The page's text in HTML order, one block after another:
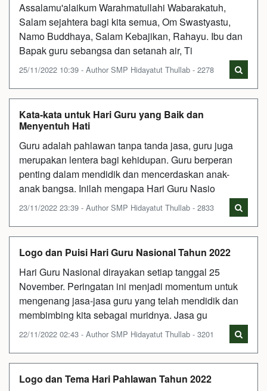
Assalamu'alaikum Warahmatullahi Wabarakatuh,
Salam sejahtera bagi kita semua, Om Swastyastu,
Namo Buddhaya, Salam Kebajikan, Rahayu. Ibu dan
Bapak guru sebangsa dan setanah air, Ti
25/11/2022 10:39 - Author SMP Hidayatut Thullab - 2278
Kata-kata untuk Hari Guru yang Baik dan
Menyentuh Hati
Guru adalah pahlawan tanpa tanda jasa, guru juga
merupakan lentera bagi kehidupan. Guru berperan
penting dalam mendidik dan mencerdaskan anak-
anak bangsa. Inilah mengapa Hari Guru Nasio
23/11/2022 23:39 - Author SMP Hidayatut Thullab - 2833
Logo dan Puisi Hari Guru Nasional Tahun 2022
Hari Guru Nasional dirayakan setiap tanggal 25
November. Peringatan ini menjadi momentum untuk
mengenang jasa-jasa guru yang telah mendidik dan
membimbing kita sebagai muridnya. Jasa gu
22/11/2022 02:43 - Author SMP Hidayatut Thullab - 3201
Logo dan Tema Hari Pahlawan Tahun 2022